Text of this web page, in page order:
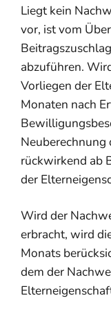
Liegt kein
vor, ist vom
abzuführen.
Vorliegen der
Monaten nach
Neuberechnung
rückwirkend ab
der
Wird der
erbracht, wird
Monats
dem der